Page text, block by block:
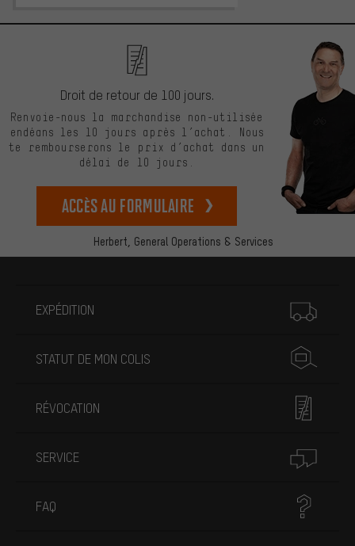
Herbert, General Operations & Services
Droit de retour de 100 jours.
Renvoie-nous la marchandise non-utilisée
endéans les 10 jours après l’achat. Nous
te rembourserons le prix d’achat dans un
délai de 10 jours.
Accès au formulaire
EXPÉDITION
STATUT DE MON COLIS
RÉVOCATION
SERVICE
FAQ